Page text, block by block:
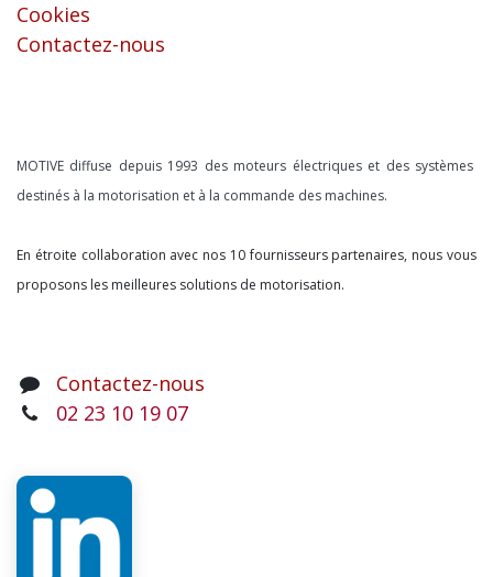
Cookies
Contactez-nous
MOTIVE diffuse depuis 1993 des moteurs électriques et des systèmes
destinés à la motorisation et à la commande des machines.
En étroite collaboration avec nos 10 fournisseurs partenaires, nous vous
proposons les meilleures solutions de motorisation.
Contactez-nous
02 23 10 19 07